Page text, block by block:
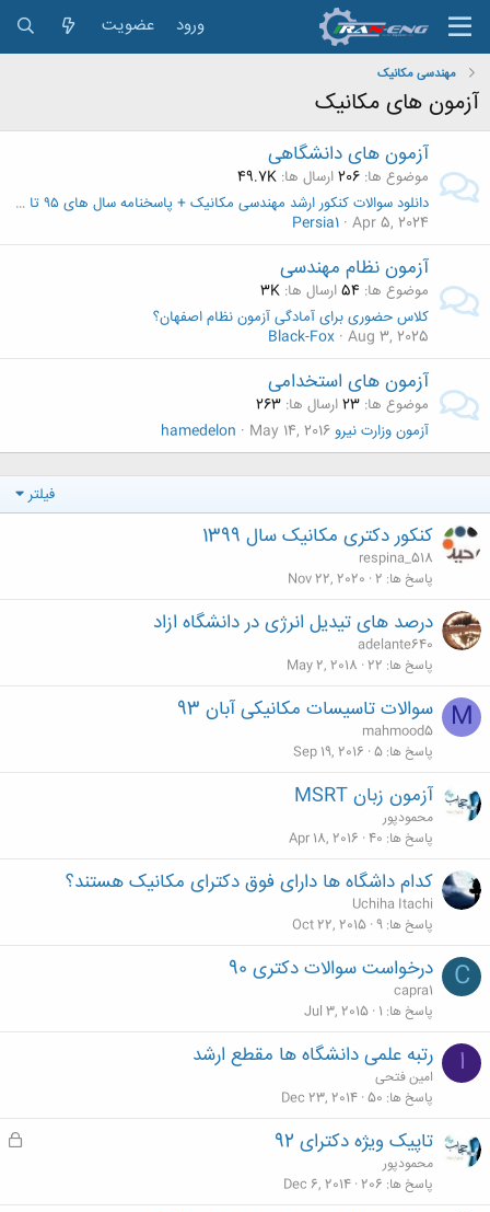
ورود عضویت
مهندسی مکانیک
آزمون های مکانیک
آزمون های دانشگاهی
موضوع ها 206ارسال ها 49.7K
دانلود سوالات کنکور ارشد مهندسی مکانیک + پاسخنامه سال های ۹۵ تا ۱۴۰۳
Apr 5, 2024
Persia1
آزمون نظام مهندسی
موضوع ها 54ارسال ها 3K
کلاس حضوری برای آمادگی آزمون نظام اصفهان؟
Aug 3, 2025
Black-Fox
آزمون های استخدامی
موضوع ها 23ارسال ها 263
آزمون وزارت نیروMay 14, 2016
hamedelon
فیلتر
کنکور دکتری مکانیک سال 1399
respina_518
پاسخ ها 2
Nov 22, 2020
درصد های تیدیل انرژی در دانشگاه ازاد
adelante640
پاسخ ها 22
May 2, 2018
M سوالات تاسیسات مکانیکی آبان 93
mahmood5
پاسخ ها 5
Sep 19, 2016
آزمون زبان MSRT
محمودپور
پاسخ ها 40
Apr 18, 2016
کدام داشگاه ها دارای فوق دکترای مکانیک هستند؟
Uchiha Itachi
پاسخ ها 9
Oct 22, 2015
C درخواست سوالات دکتری 90
capra1
پاسخ ها 1
Jul 3, 2015
ا رتبه علمی دانشگاه ها مقطع ارشد
امین فتحی
پاسخ ها 50
Dec 23, 2014
ق
تاپیک ویژه دکترای 92
محمودپور
پاسخ ها 206
Dec 6, 2014